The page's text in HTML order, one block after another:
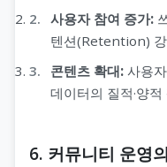
사용자 참여 증가:
텐션(Retention)
콘텐츠 확대: 사용
데이터의 질적·양적
6. 커뮤니티 운영